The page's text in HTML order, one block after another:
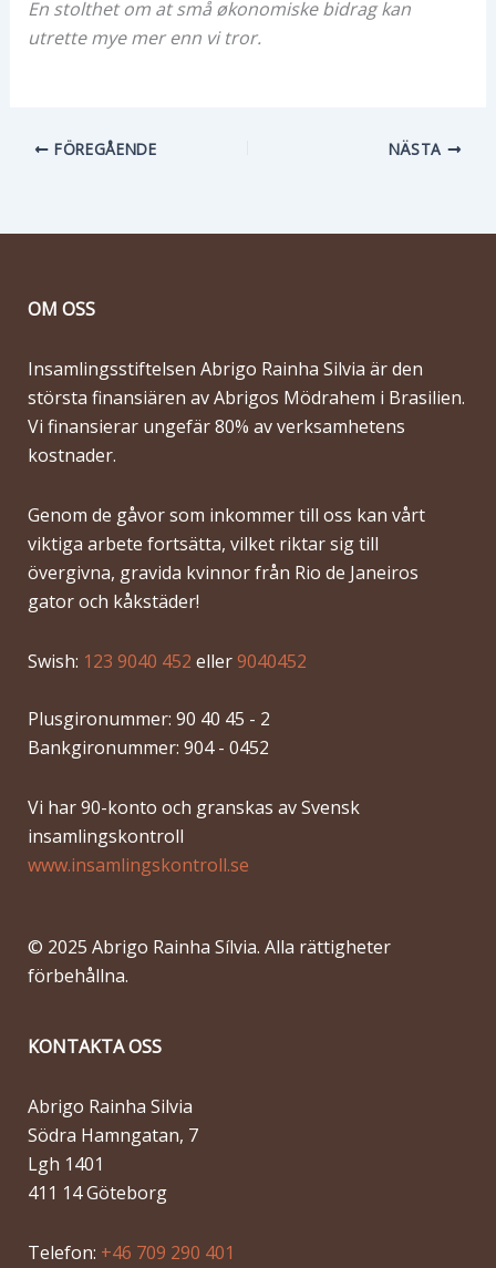
En stolthet om at små økonomiske bidrag kan
utrette mye mer enn vi tror.
FÖREGÅENDE NÄSTA
OM OSS
Insamlingsstiftelsen Abrigo Rainha Silvia är den
största finansiären av Abrigos Mödrahem i Brasilien.
Vi finansierar ungefär 80% av verksamhetens
kostnader.
Genom de gåvor som inkommer till oss kan vårt
viktiga arbete fortsätta, vilket riktar sig till
övergivna, gravida kvinnor från Rio de Janeiros
gator och kåkstäder!
Swish: 123 9040 452 eller9040452
Plusgironummer: 90 40 45 - 2
Bankgironummer: 904 - 0452
Vi har 90-konto och granskas av Svensk
insamlingskontroll
www.insamlingskontroll.se
© 2025 Abrigo Rainha Sílvia. Alla rättigheter
förbehållna.
KONTAKTA OSS
Abrigo Rainha Silvia
Södra Hamngatan, 7
Lgh 1401
411 14 Göteborg
Telefon: +46 709 290 401